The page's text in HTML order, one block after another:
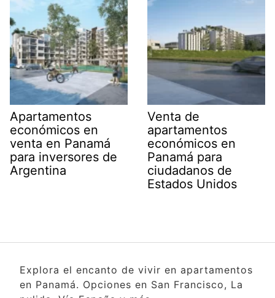
Apartamentos
económicos en
venta en Panamá
para inversores de
Argentina
Venta de
apartamentos
económicos en
Panamá para
ciudadanos de
Estados Unidos
Explora el encanto de vivir en apartamentos
en Panamá. Opciones en San Francisco, La